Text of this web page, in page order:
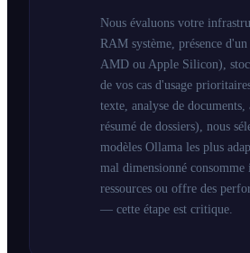
Nous évaluons votre
RAM système, présence
AMD ou Apple Silicon),
de vos cas d'usage
texte, analyse de documents,
résumé de dossiers), nous
modèles Ollama les plus
mal dimensionné consomme
ressources ou offre des
— cette étape est critique.